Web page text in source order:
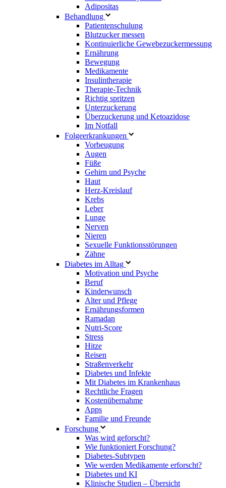
Adipositas
Behandlung
Patientenschulung
Blutzucker messen
Kontinuierliche Gewebezuckermessung
Ernährung
Bewegung
Medikamente
Insulintherapie
Therapie-Technik
Richtig spritzen
Unterzuckerung
Überzuckerung und Ketoazidose
Im Notfall
Folgeerkrankungen
Vorbeugung
Augen
Füße
Gehirn und Psyche
Haut
Herz-Kreislauf
Krebs
Leber
Lunge
Nerven
Nieren
Sexuelle Funktionsstörungen
Zähne
Diabetes im Alltag
Motivation und Psyche
Beruf
Kinderwunsch
Alter und Pflege
Ernährungsformen
Ramadan
Nutri-Score
Stress
Hitze
Reisen
Straßenverkehr
Diabetes und Infekte
Mit Diabetes im Krankenhaus
Rechtliche Fragen
Kostenübernahme
Apps
Familie und Freunde
Forschung
Was wird geforscht?
Wie funktioniert Forschung?
Diabetes-Subtypen
Wie werden Medikamente erforscht?
Diabetes und KI
Klinische Studien – Übersicht